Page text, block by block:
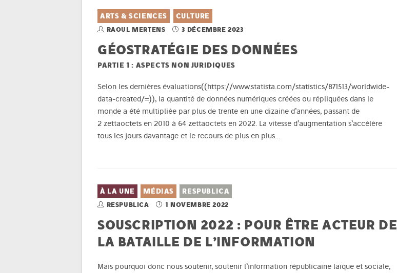
ARTS & SCIENCES CULTURE
RAOUL MERTENS 3 DÉCEMBRE 2023
GÉOSTRATÉGIE DES DONNÉES
PARTIE 1 : ASPECTS NON JURIDIQUES
Selon les dernières évaluations((https://www.statista.com/statistics/871513/worldwide-
data-created/=)), la quantité de données numériques créées ou répliquées dans le
monde a été multipliée par plus de trente en une dizaine d’années, passant de
2 zettaoctets en 2010 à 64 zettaoctets en 2022. La vitesse d’augmentation s’accélère
tous les jours davantage et le recours de plus en plus…
À LA UNE MÉDIAS RESPUBLICA
RESPUBLICA 1 NOVEMBRE 2022
SOUSCRIPTION 2022 : POUR ÊTRE ACTEUR DE
LA BATAILLE DE L’INFORMATION
Mais pourquoi donc nous soutenir, soutenir l’information républicaine laïque et sociale,